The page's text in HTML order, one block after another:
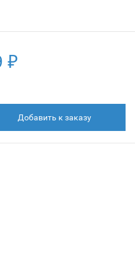
₽
Добавить к заказу